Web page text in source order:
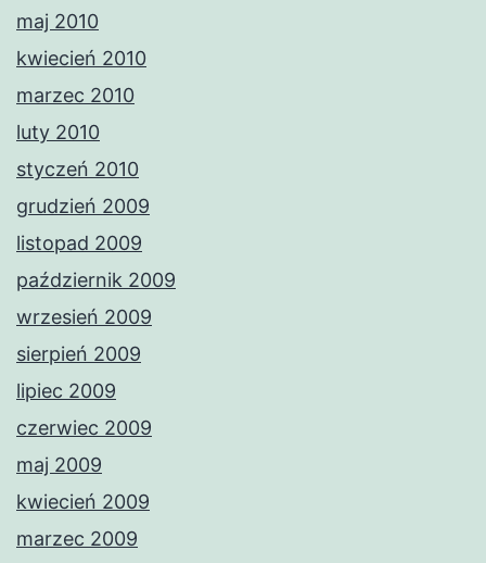
maj 2010
kwiecień 2010
marzec 2010
luty 2010
styczeń 2010
grudzień 2009
listopad 2009
październik 2009
wrzesień 2009
sierpień 2009
lipiec 2009
czerwiec 2009
maj 2009
kwiecień 2009
marzec 2009